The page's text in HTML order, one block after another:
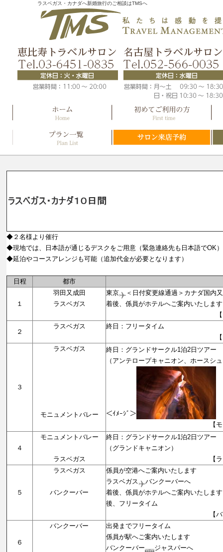
ラスベガス・カナダへ新婚旅行のご相談はTMSへ
◆２名様より催行
◆現地では、日本語が通じるデスクをご用意（緊急連絡先も日本語でOK）
◆延泊やコースアレンジも可能（追加代金が必要となります）
日程 都市
１
羽田又成田
ラスベガス
東京
＜日付変更線通過＞カナダ国内
着後、係員がホテルへご案内いたします
【ラスベガ
２
ラスベガス
終日：フリータイム
【ラスベガ
３
ラスベガス
モニュメントバレー
終日：グランドサークル1泊2日ツアー
（アンテロープキャニオン、ホースシ
＜ｲﾒｰｼﾞ＞
【モニュメント
４
モニュメントバレー
ラスベガス
終日：グランドサークル1泊2日ツアー
（グランドキャニオン）
【ラスベガ
５
ラスベガス
バンクーバー
係員が空港へご案内いたします
ラスベガス
バンクーバーへ
着後、係員がホテルへご案内いたします
後、フリータイム
【バンクーバ
６
バンクーバー
出発までフリータイム
係員が駅へご案内いたします
バンクーバー
ジャスパーへ